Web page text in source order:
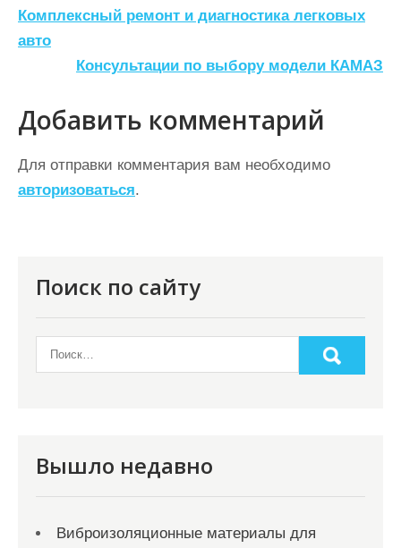
Н
а
и
г
а
ц
Комплексный ремонт и диагностика легковых
авто
Консультации по выбору модели КАМАЗ
Добавить комментарий
Для отправки комментария вам необходимо
авторизоваться.
Поиск по сайту
Вышло недавно
Виброизоляционные материалы для